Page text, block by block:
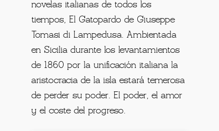
novelas italianas de todos los
tiempos, El Gatopardo de Giuseppe
Tomasi di Lampedusa. Ambientada
en Sicilia durante los levantamientos
de 1860 por la unificación italiana la
aristocracia de la isla estará temerosa
de perder su poder. El poder, el amor
y el coste del progreso.